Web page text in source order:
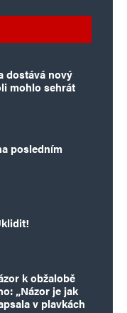
dostává nový
mohlo sehrát
posledním
k obžalobě
„Názor je jak
v plavkách